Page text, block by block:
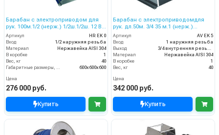
Барабан с электроприводом для
рук. 100м.1/2 (нерж.) 1/2ш.1/2ш. 12 В
200 бар (пульт упр.)
Артикул
HR EK 0
Вход
1/2 наружняя резьба
Материал
Нержавейка AISI 304
В коробке
1
Вес, кг
40
600x600x600
Цена
276 000 руб.
Купить
Барабан с электроприводомдля
рук. дл.50м. 3/4 35 м.1 (нерж.)
1ш.3/4г. 12 В 80 бар (пульт упр.)
Артикул
AV EK 5
Вход
1 наружняя резьба
Выход
Материал
Нержавейка AISI 304
В коробке
1
Вес, кг
40
Цена
342 000 руб.
Купить